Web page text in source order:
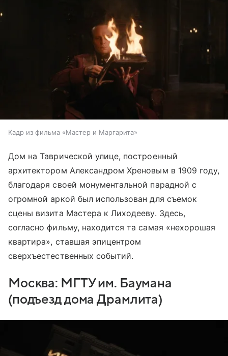
Кадр из фильма «Мастер и Маргарита»
Дом на Таврической улице, построенный
архитектором Александром Хреновым в 1909 году,
благодаря своей монументальной парадной с
огромной аркой был использован для съемок
сцены визита Мастера к Лиходееву. Здесь,
согласно фильму, находится та самая «нехорошая
квартира», ставшая эпицентром
сверхъестественных событий.
Москва: МГТУ им. Баумана
(подъезд дома Драмлита)